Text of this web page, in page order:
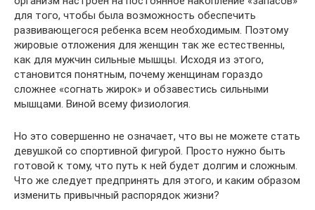
для того, чтобы была возможность обеспечить
развивающегося ребенка всем необходимым. Поэтому
жировые отложения для женщин так же естественны,
как для мужчин сильные мышцы. Исходя из этого,
становится понятным, почему женщинам гораздо
сложнее «согнать жирок» и обзавестись сильными
мышцами. Виной всему физиология.
Но это совершенно не означает, что вы не можете стать
девушкой со спортивной фигурой. Просто нужно быть
готовой к тому, что путь к ней будет долгим и сложным.
Что же следует предпринять для этого, и каким образом
изменить привычный распорядок жизни?